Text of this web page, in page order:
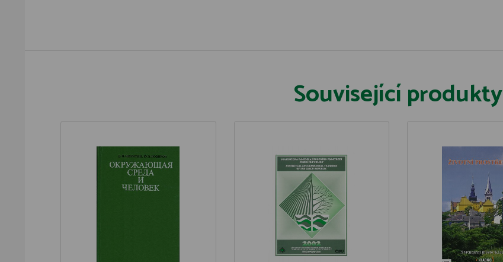
Související produkty